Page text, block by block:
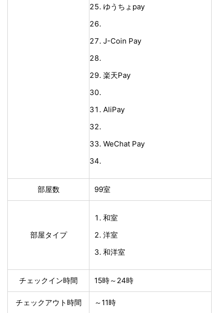
ゆうちょpay
J-Coin Pay
楽天Pay
AliPay
WeChat Pay
部屋数 99室
部屋タイプ
和室
洋室
和洋室
チェックイン時間 15時～24時
チェックアウト時間 ～11時